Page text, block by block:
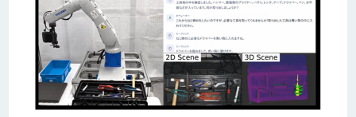
MatrixFlow